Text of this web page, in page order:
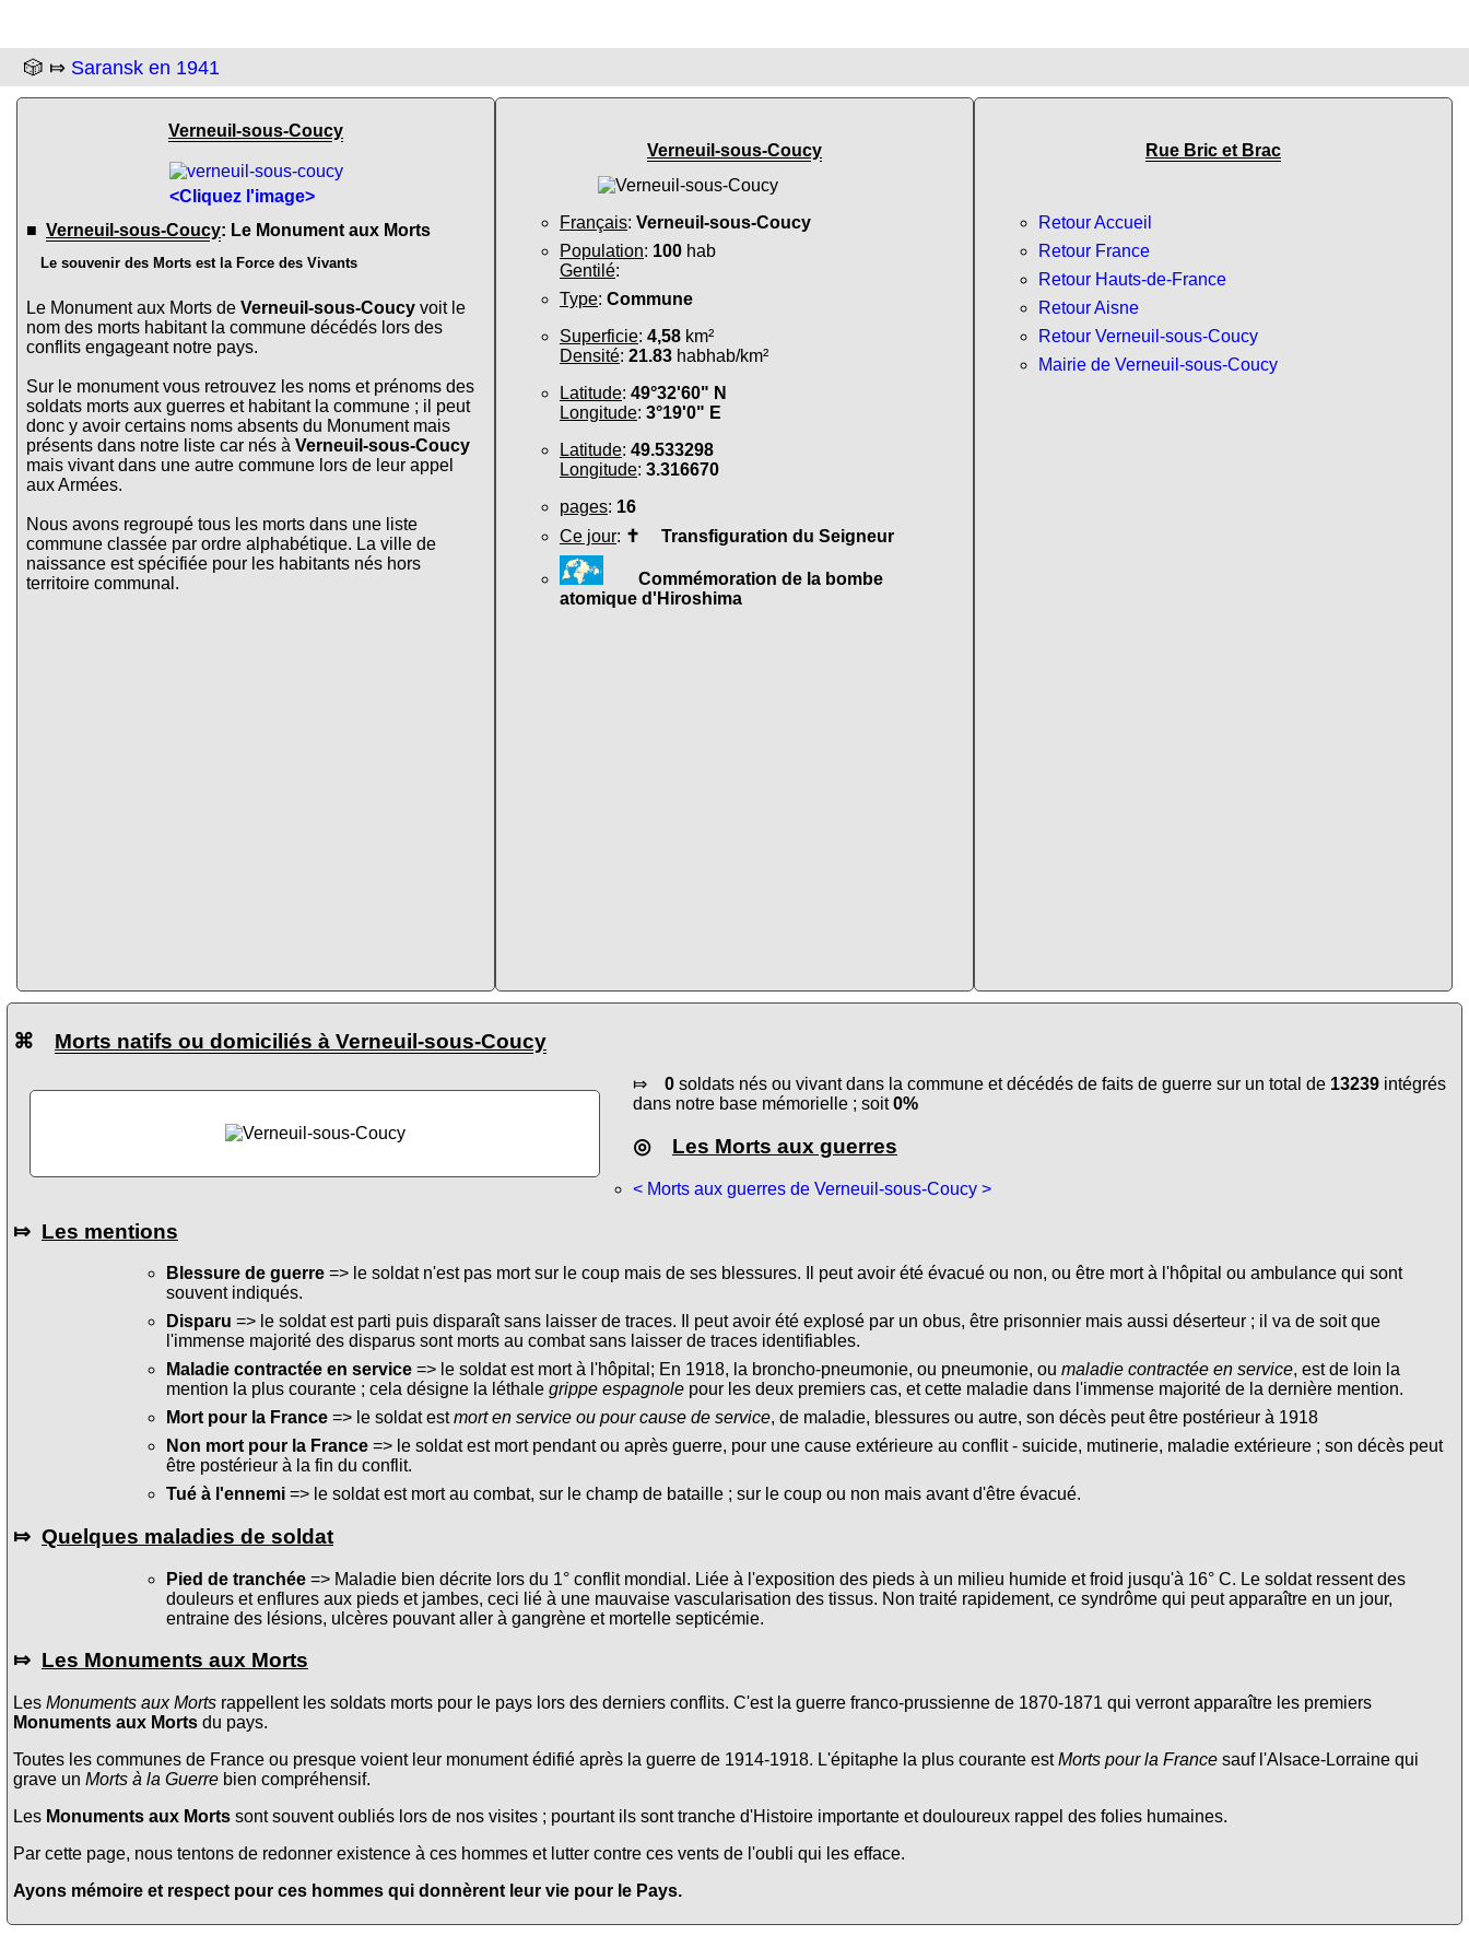
🎲 ⤇ Saransk en 1941
Verneuil-sous-Coucy
<Cliquez l'image>
■ Verneuil-sous-Coucy: Le Monument aux Morts
Le souvenir des Morts est la Force des Vivants
Le Monument aux Morts de Verneuil-sous-Coucy voit le
nom des morts habitant la commune décédés lors des
conflits engageant notre pays.
Sur le monument vous retrouvez les noms et prénoms des
soldats morts aux guerres et habitant la commune ; il peut
donc y avoir certains noms absents du Monument mais
présents dans notre liste car nés à Verneuil-sous-Coucy
mais vivant dans une autre commune lors de leur appel
aux Armées.
Nous avons regroupé tous les morts dans une liste
commune classée par ordre alphabétique. La ville de
naissance est spécifiée pour les habitants nés hors
territoire communal.
Verneuil-sous-Coucy
Français: Verneuil-sous-Coucy
Population: 100 hab
Gentilé:
Type: Commune
Superficie: 4,58 km²
Densité: 21.83 habhab/km²
Latitude: 49°32'60" N
Longitude: 3°19'0" E
Latitude: 49.533298
Longitude: 3.316670
pages: 16
Ce jour: ✝ Transfiguration du Seigneur
Commémoration de la bombe
atomique d'Hiroshima
Rue Bric et Brac
Retour Accueil
Retour France
Retour Hauts-de-France
Retour Aisne
Retour Verneuil-sous-Coucy
Mairie de Verneuil-sous-Coucy
⌘ Morts natifs ou domiciliés à Verneuil-sous-Coucy
⤇ 0 soldats nés ou vivant dans la commune et décédés de faits de guerre sur un total de 13239 intégrés
dans notre base mémorielle ; soit0%
◎ Les Morts aux guerres
< Morts aux guerres de Verneuil-sous-Coucy >
⤇ Les mentions
Blessure de guerre => le soldat n'est pas mort sur le coup mais de ses blessures. Il peut avoir été évacué ou non, ou être mort à l'hôpital ou ambulance qui sont
souvent indiqués.
Disparu => le soldat est parti puis disparaît sans laisser de traces. Il peut avoir été explosé par un obus, être prisonnier mais aussi déserteur ; il va de soit que
l'immense majorité des disparus sont morts au combat sans laisser de traces identifiables.
Maladie contractée en service => le soldat est mort à l'hôpital; En 1918, la broncho-pneumonie, ou pneumonie, ou maladie contractée en service, est de loin la
mention la plus courante ; cela désigne la léthale grippe espagnole pour les deux premiers cas, et cette maladie dans l'immense majorité de la dernière mention.
Mort pour la France => le soldat estmort en service ou pour cause de service, de maladie, blessures ou autre, son décès peut être postérieur à 1918
Non mort pour la France => le soldat est mort pendant ou après guerre, pour une cause extérieure au conflit - suicide, mutinerie, maladie extérieure ; son décès peut
être postérieur à la fin du conflit.
Tué à l'ennemi => le soldat est mort au combat, sur le champ de bataille ; sur le coup ou non mais avant d'être évacué.
⤇ Quelques maladies de soldat
Pied de tranchée => Maladie bien décrite lors du 1° conflit mondial. Liée à l'exposition des pieds à un milieu humide et froid jusqu'à 16° C. Le soldat ressent des
douleurs et enflures aux pieds et jambes, ceci lié à une mauvaise vascularisation des tissus. Non traité rapidement, ce syndrôme qui peut apparaître en un jour,
entraine des lésions, ulcères pouvant aller à gangrène et mortelle septicémie.
⤇ Les Monuments aux Morts
Les Monuments aux Morts rappellent les soldats morts pour le pays lors des derniers conflits. C'est la guerre franco-prussienne de 1870-1871 qui verront apparaître les premiers
Monuments aux Morts du pays.
Toutes les communes de France ou presque voient leur monument édifié après la guerre de 1914-1918. L'épitaphe la plus courante estMorts pour la France sauf l'Alsace-Lorraine qui
grave un Morts à la Guerre bien compréhensif.
Les Monuments aux Morts sont souvent oubliés lors de nos visites ; pourtant ils sont tranche d'Histoire importante et douloureux rappel des folies humaines.
Par cette page, nous tentons de redonner existence à ces hommes et lutter contre ces vents de l'oubli qui les efface.
Ayons mémoire et respect pour ces hommes qui donnèrent leur vie pour le Pays.